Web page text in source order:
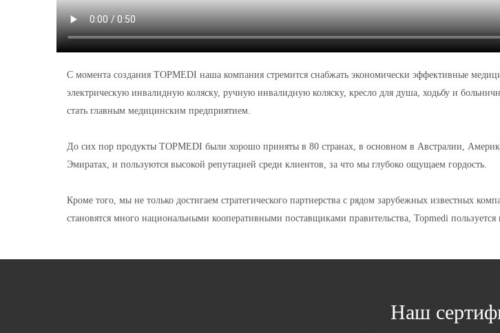
С момента создания TOPMEDI наша компания стремится снабжать экономически эффективные
электрическую инвалидную коляску, ручную инвалидную коляску, кресло для душа, ходьбу и
стать главным медицинским предприятием.
До сих пор продукты TOPMEDI были хорошо приняты в 80 странах, в основном в Австралии,
Эмиратах, и пользуются высокой репутацией среди клиентов, за что мы глубоко ощущаем гордость.
Кроме того, мы не только достигаем стратегического партнерства с рядом зарубежных
становятся много национальными кооперативными поставщиками правительства, Topmedi
Наш